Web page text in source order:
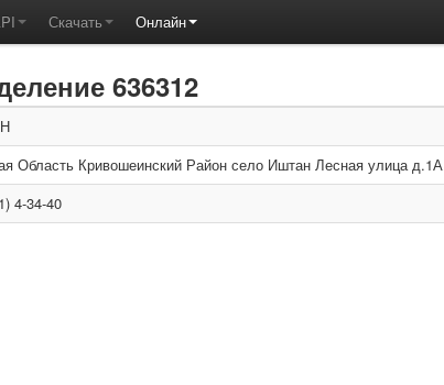
Скачать Онлайн
636312
Область Кривошеинский Район село Иштан Лесная улица д.1А
4-34-40